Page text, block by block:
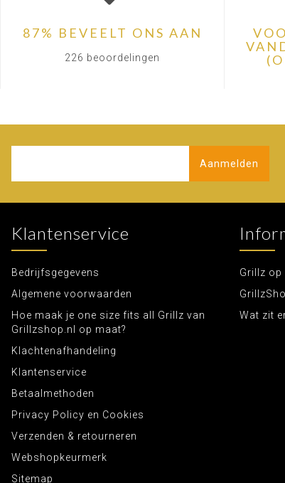
87% BEVEELT ONS AAN
226 beoordelingen
Aanmelden
Klantenservice
Bedrijfsgegevens
Algemene voorwaarden
Hoe maak je one size fits all Grillz van
Grillzshop.nl op maat?
Klachtenafhandeling
Klantenservice
Betaalmethoden
Privacy Policy en Cookies
Verzenden & retourneren
Webshopkeurmerk
Sitemap
Grillz op
Wat zit